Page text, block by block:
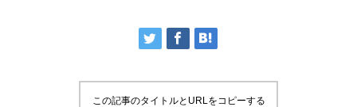
この記事のタイトルとURLをコピーする